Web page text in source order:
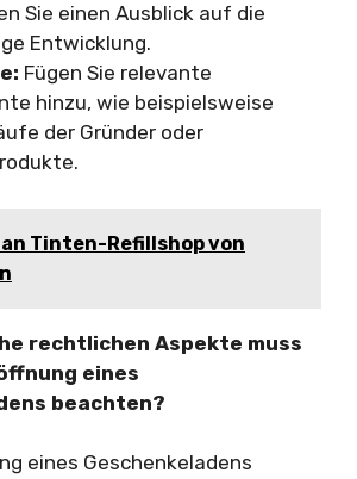
Sie einen Ausblick auf die
Entwicklung.
Fügen Sie relevante
hinzu, wie beispielsweise
der Gründer oder
Tinten-Refillshop von
rechtlichen Aspekte muss
eines
beachten?
eines Geschenkeladens